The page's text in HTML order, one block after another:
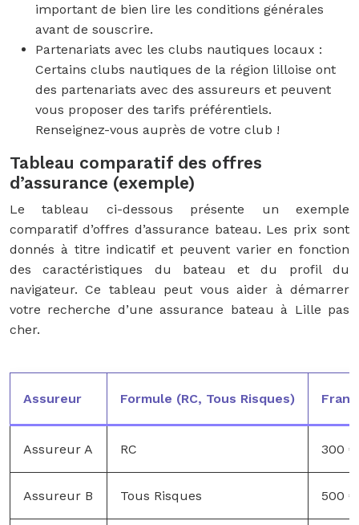
important de bien lire les conditions générales
avant de souscrire.
Partenariats avec les clubs nautiques locaux :
Certains clubs nautiques de la région lilloise ont
des partenariats avec des assureurs et peuvent
vous proposer des tarifs préférentiels.
Renseignez-vous auprès de votre club !
Tableau comparatif des offres
d’assurance (exemple)
Le tableau ci-dessous présente un exemple
comparatif d’offres d’assurance bateau. Les prix sont
donnés à titre indicatif et peuvent varier en fonction
des caractéristiques du bateau et du profil du
navigateur. Ce tableau peut vous aider à démarrer
votre recherche d’une assurance bateau à Lille pas
cher.
Assureur Formule (RC, Tous Risques)
Assureur A RC 300 €
Assureur B Tous Risques 500 €